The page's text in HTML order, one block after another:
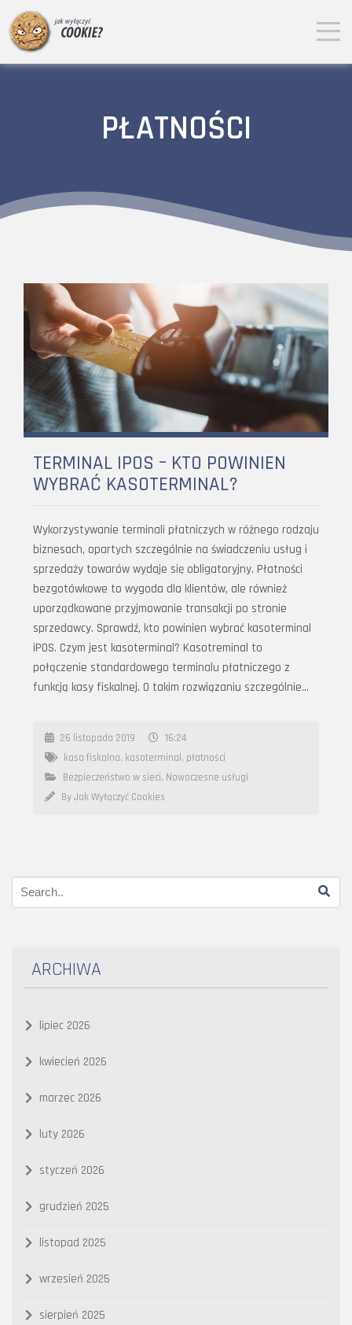
PŁATNOŚCI
TERMINAL IPOS – KTO POWINIEN
WYBRAĆ KASOTERMINAL?
Wykorzystywanie terminali płatniczych w różnego rodzaju
biznesach, opartych szczególnie na świadczeniu usług i
sprzedaży towarów wydaje się obligatoryjny. Płatności
bezgotówkowe to wygoda dla klientów, ale również
uporządkowane przyjmowanie transakcji po stronie
sprzedawcy. Sprawdź, kto powinien wybrać kasoterminal
iPOS. Czym jest kasoterminal? Kasotreminal to
połączenie standardowego terminalu płatniczego z
funkcją kasy fiskalnej. O takim rozwiązaniu szczególnie…
26 listopada 2019
16:24
kasa fiskalna, kasoterminal , płatności
Bezpieczeństwo w sieci, Nowoczesne usługi
By Jak Wyłączyć Cookies
ARCHIWA
lipiec 2026
kwiecień 2026
marzec 2026
luty 2026
styczeń 2026
grudzień 2025
listopad 2025
wrzesień 2025
sierpień 2025